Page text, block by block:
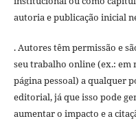
autoria e publicação inicial
. Autores têm permissão e
seu trabalho online (ex.:
página pessoal) a qualquer
editorial, já que isso pode
aumentar o impacto e a